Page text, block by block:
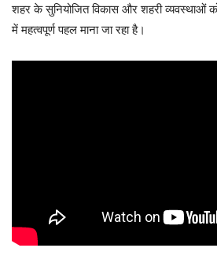
शहर के सुनियोजित विकास और शहरी व्यवस्थाओं
में महत्वपूर्ण पहल माना जा रहा है।